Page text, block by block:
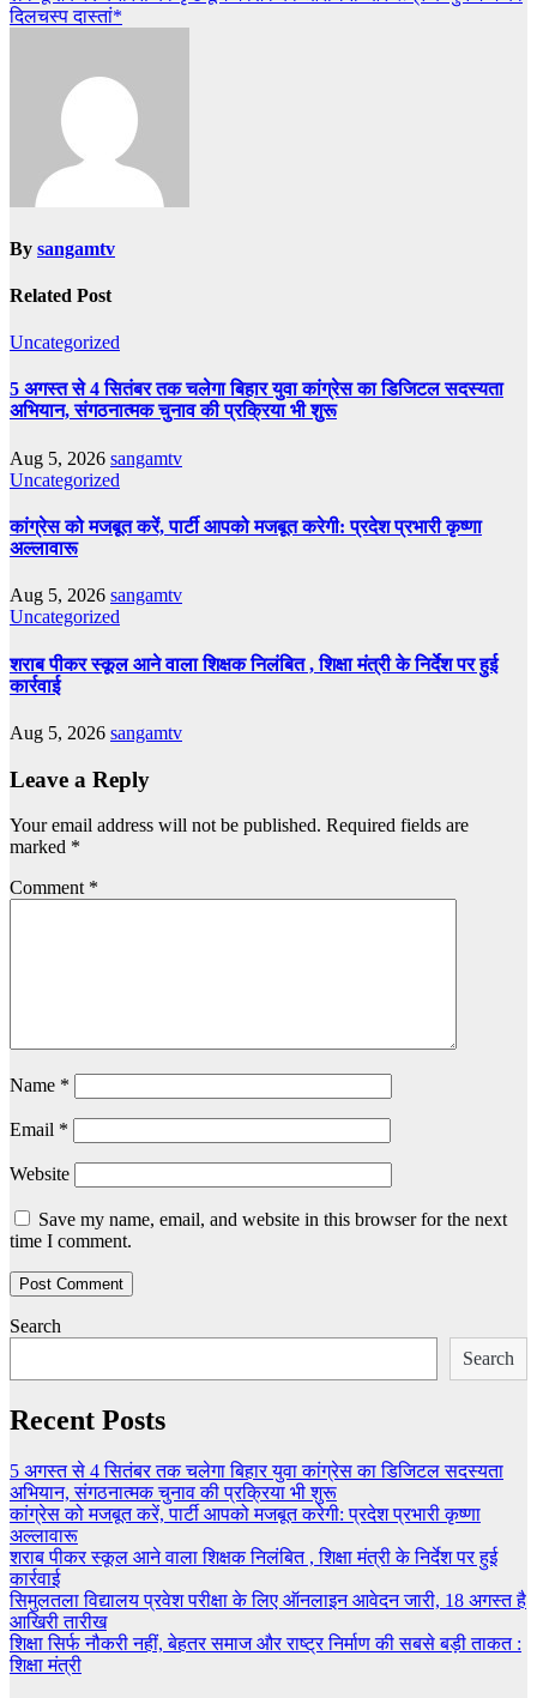
दिलचस्प दास्तां*
By sangamtv
Related Post
Uncategorized
5 अगस्त से 4 सितंबर तक चलेगा बिहार युवा कांग्रेस का डिजिटल सदस्यता
अभियान, संगठनात्मक चुनाव की प्रक्रिया भी शुरू
Aug 5, 2026 sangamtv
Uncategorized
कांग्रेस को मजबूत करें, पार्टी आपको मजबूत करेगी: प्रदेश प्रभारी कृष्णा
अल्लावारू
Aug 5, 2026 sangamtv
Uncategorized
शराब पीकर स्कूल आने वाला शिक्षक निलंबित , शिक्षा मंत्री के निर्देश पर हुई
कार्रवाई
Aug 5, 2026 sangamtv
Leave a Reply
Your email address will not be published. Required fields are
marked *
Comment *
Name *
Email *
Website
Save my name, email, and website in this browser for the next
time I comment.
Search
Search
Recent Posts
5 अगस्त से 4 सितंबर तक चलेगा बिहार युवा कांग्रेस का डिजिटल सदस्यता
अभियान, संगठनात्मक चुनाव की प्रक्रिया भी शुरू
कांग्रेस को मजबूत करें, पार्टी आपको मजबूत करेगी: प्रदेश प्रभारी कृष्णा
अल्लावारू
शराब पीकर स्कूल आने वाला शिक्षक निलंबित , शिक्षा मंत्री के निर्देश पर हुई
कार्रवाई
सिमुलतला विद्यालय प्रवेश परीक्षा के लिए ऑनलाइन आवेदन जारी, 18 अगस्त है
आखिरी तारीख
शिक्षा सिर्फ नौकरी नहीं, बेहतर समाज और राष्ट्र निर्माण की सबसे बड़ी ताकत :
शिक्षा मंत्री